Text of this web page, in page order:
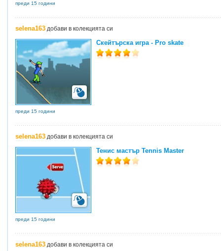
преди 15 години
selena163 добави в колекцията си
Скейтърска игра - Pro skate
преди 15 години
selena163 добави в колекцията си
Тенис мастър Tennis Master
преди 15 години
selena163 добави в колекцията си